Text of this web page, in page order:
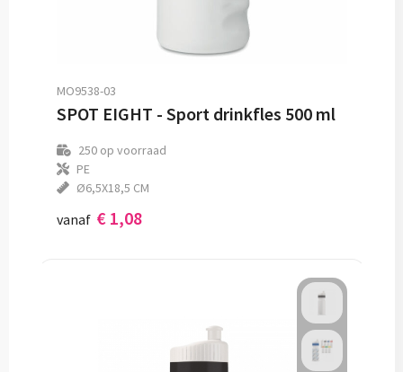
MO9538-03
SPOT EIGHT - Sport drinkfles 500 ml
250op voorraad
PE
Ø6,5X18,5 CM
vanaf € 1,08